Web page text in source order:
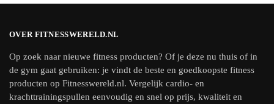
OVER FITNESSWERELD.NL
Op zoek naar nieuwe fitness producten? Of je deze nu thuis of in
de gym gaat gebruiken: je vindt de beste en goedkoopste fitness
producten op Fitnesswereld.nl. Vergelijk cardio- en
krachttrainingspullen eenvoudig en snel op prijs, kwaliteit en